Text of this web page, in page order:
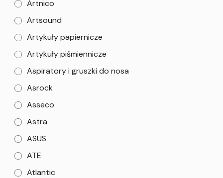
Artnico
Artsound
Artykuły papiernicze
Artykuły piśmiennicze
Aspiratory i gruszki do nosa
Asrock
Asseco
Astra
ASUS
ATE
Atlantic